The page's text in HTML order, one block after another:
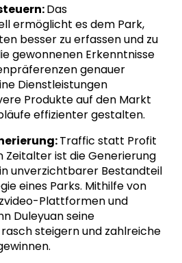
Das
ermöglicht es dem Park,
besser zu erfassen und zu
gewonnenen Erkenntnisse
genauer
Dienstleistungen
Produkte auf den Markt
effizienter gestalten.
Traffic statt Profit
Zeitalter ist die Generierung
unverzichtbarer Bestandteil
eines Parks. Mithilfe von
Plattformen und
Duleyuan seine
steigern und zahlreiche